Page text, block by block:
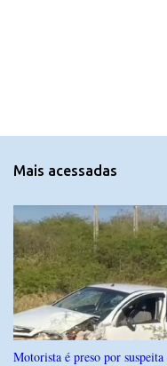
n
r
i
o
s
Mais acessadas
Motorista é preso por